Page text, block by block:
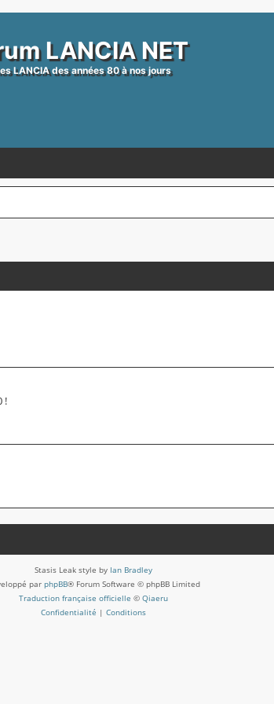
LANCIA NET
LANCIA des années 80 à nos jours
!
Stasis Leak style by Ian Bradley
par phpBB® Forum Software © phpBB Limited
Traduction française officielle © Qiaeru
Confidentialité | Conditions